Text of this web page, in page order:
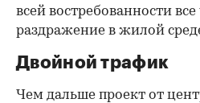
всей востребованности
раздражение в жилой
Двойной трафик
Чем дальше проект от